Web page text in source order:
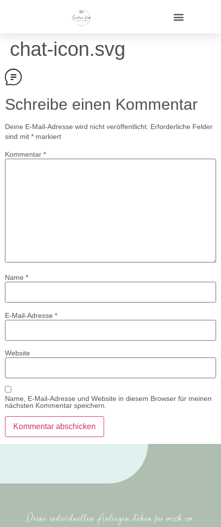
chat-icon.svg
Schreibe einen Kommentar
Deine E-Mail-Adresse wird nicht veröffentlicht. Erforderliche Felder
sind mit * markiert
Kommentar *
Name *
E-Mail-Adresse *
Website
Name, E-Mail-Adresse und Website in diesem Browser für meinen
nächsten Kommentar speichern.
Deine individuellen Anliegen stehen für mich im